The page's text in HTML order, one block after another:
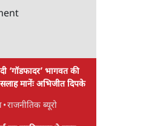
‘गॉडफादर’ भागवत की
मानेंः अभिजीत दिपके
•राजनीतिक ब्यूरो